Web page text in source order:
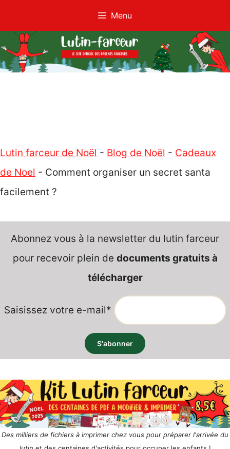
au
contenu
Menu
Lutin farceur de Noël - Blog de Noël - Cadeaux
de Noel - Comment organiser un secret santa
facilement ?
Abonnez vous à la newsletter du lutin farceur
pour recevoir plein de documents gratuits à
télécharger
Saisissez votre e-mail*
Des milliers de fichiers à imprimer chez vous pour préparer l'arrivée du